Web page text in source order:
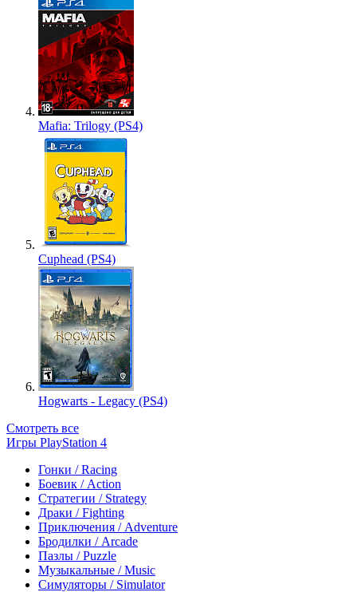
Mafia: Trilogy (PS4)
Cuphead (PS4)
Hogwarts - Legacy (PS4)
Смотреть все
Игры PlayStation 4
Гонки / Racing
Боевик / Action
Стратегии / Strategy
Драки / Fighting
Приключения / Adventure
Бродилки / Arcade
Пазлы / Puzzle
Музыкальные / Music
Симуляторы / Simulator